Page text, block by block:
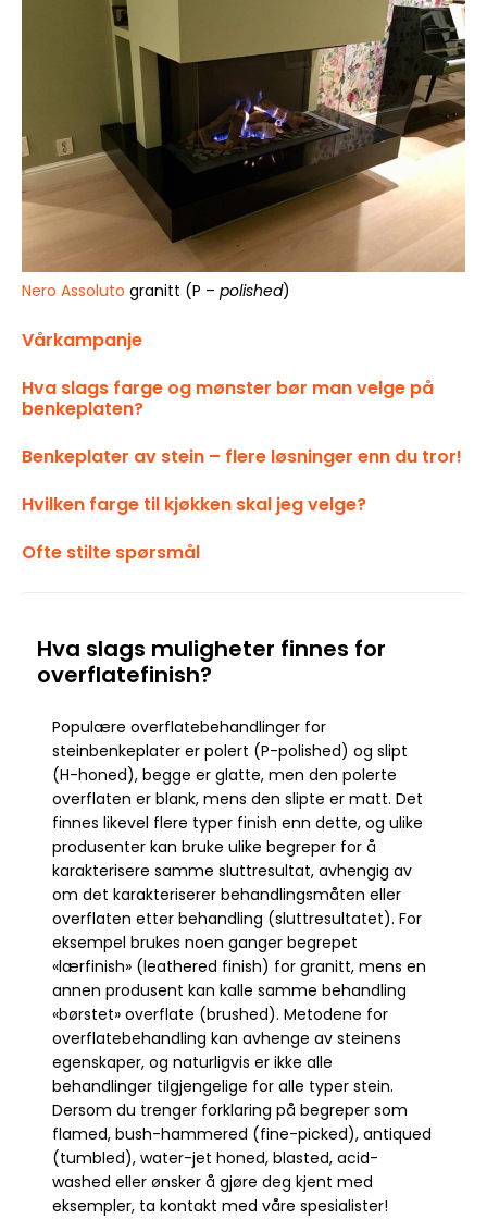
Nero Assoluto granitt (P – polished)
Vårkampanje
Hva slags farge og mønster bør man velge på
benkeplaten?
Benkeplater av stein – flere løsninger enn du tror!
Hvilken farge til kjøkken skal jeg velge?
Ofte stilte spørsmål
Hva slags muligheter finnes for
overflatefinish?
Populære overflatebehandlinger for
steinbenkeplater er polert (P-polished) og slipt
(H-honed), begge er glatte, men den polerte
overflaten er blank, mens den slipte er matt. Det
finnes likevel flere typer finish enn dette, og ulike
produsenter kan bruke ulike begreper for å
karakterisere samme sluttresultat, avhengig av
om det karakteriserer behandlingsmåten eller
overflaten etter behandling (sluttresultatet). For
eksempel brukes noen ganger begrepet
«lærfinish» (leathered finish) for granitt, mens en
annen produsent kan kalle samme behandling
«børstet» overflate (brushed). Metodene for
overflatebehandling kan avhenge av steinens
egenskaper, og naturligvis er ikke alle
behandlinger tilgjengelige for alle typer stein.
Dersom du trenger forklaring på begreper som
flamed, bush-hammered (fine-picked), antiqued
(tumbled), water-jet honed, blasted, acid-
washed eller ønsker å gjøre deg kjent med
eksempler, ta kontakt med våre spesialister!